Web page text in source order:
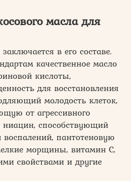
масла для
в его составе.
качественное масло
кислоты,
для восстановления
молодость клеток,
от агрессивного
ниацин, способствующий
пантотеновую
морщины, витамин С,
свойствами и другие